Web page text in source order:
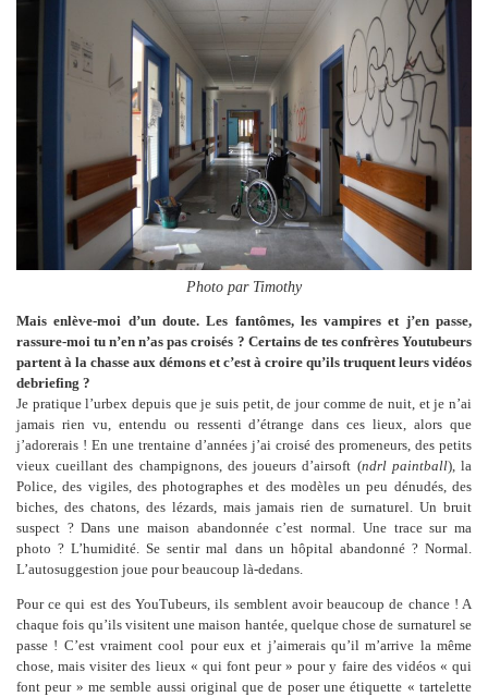
Photo par Timothy
Mais enlève-moi d’un doute. Les fantômes, les vampires et j’en passe,
rassure-moi tu n’en n’as pas croisés ? Certains de tes confrères Youtubeurs
partent à la chasse aux démons et c’est à croire qu’ils truquent leurs vidéos
debriefing ?
Je pratique l’urbex depuis que je suis petit, de jour comme de nuit, et je n’ai
jamais rien vu, entendu ou ressenti d’étrange dans ces lieux, alors que
j’adorerais ! En une trentaine d’années j’ai croisé des promeneurs, des petits
vieux cueillant des champignons, des joueurs d’airsoft (ndrl paintball), la
Police, des vigiles, des photographes et des modèles un peu dénudés, des
biches, des chatons, des lézards, mais jamais rien de surnaturel. Un bruit
suspect ? Dans une maison abandonnée c’est normal. Une trace sur ma
photo ? L’humidité. Se sentir mal dans un hôpital abandonné ? Normal.
L’autosuggestion joue pour beaucoup là-dedans.
Pour ce qui est des YouTubeurs, ils semblent avoir beaucoup de chance ! A
chaque fois qu’ils visitent une maison hantée, quelque chose de surnaturel se
passe ! C’est vraiment cool pour eux et j’aimerais qu’il m’arrive la même
chose, mais visiter des lieux « qui font peur » pour y faire des vidéos « qui
font peur » me semble aussi original que de poser une étiquette « tartelette